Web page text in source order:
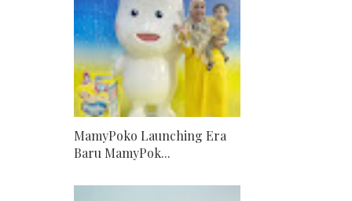
MamyPoko Launching Era
Baru MamyPok...